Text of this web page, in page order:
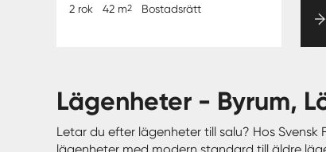
2 rok 42 m2 Bostadsrätt
lägenheter - Byrum,
Letar du efter lägenheter till salu? Hos